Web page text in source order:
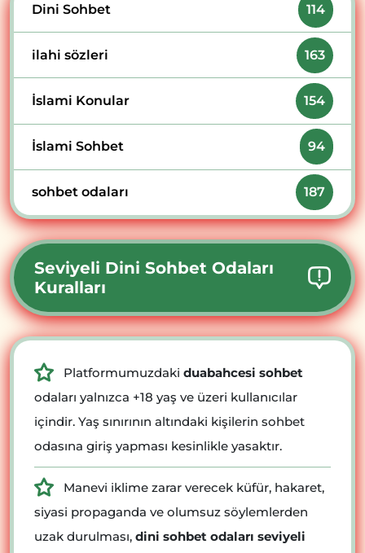
Dini Sohbet 114
ilahi sözleri 163
İslami Konular 154
İslami Sohbet 94
sohbet odaları 187
Seviyeli Dini Sohbet Odaları
Kuralları
Platformumuzdaki duabahcesi sohbet
odaları yalnızca +18 yaş ve üzeri kullanıcılar
içindir. Yaş sınırının altındaki kişilerin sohbet
odasına giriş yapması kesinlikle yasaktır.
Manevi iklime zarar verecek küfür, hakaret,
siyasi propaganda ve olumsuz söylemlerden
uzak durulması, dini sohbet odaları seviyeli